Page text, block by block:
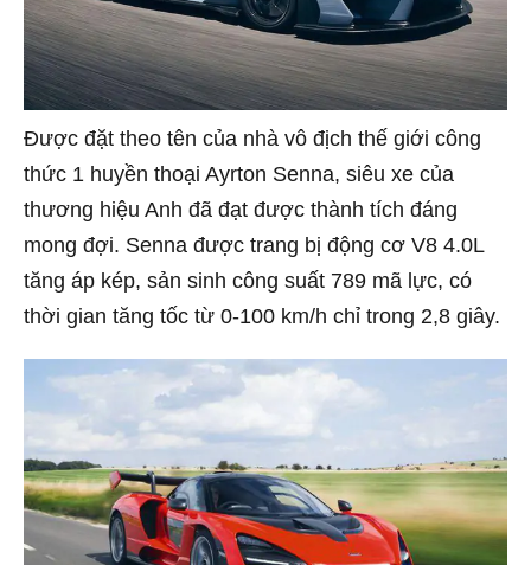
Được đặt theo tên của nhà vô địch thế giới công
thức 1 huyền thoại Ayrton Senna, siêu xe của
thương hiệu Anh đã đạt được thành tích đáng
mong đợi. Senna được trang bị động cơ V8 4.0L
tăng áp kép, sản sinh công suất 789 mã lực, có
thời gian tăng tốc từ 0-100 km/h chỉ trong 2,8 giây.